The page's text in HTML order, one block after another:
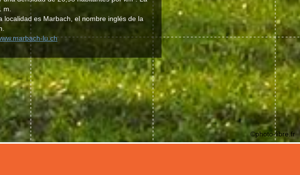
localidad es Marbach, el nombre inglés de la
lu.ch
©photo-libre.fr